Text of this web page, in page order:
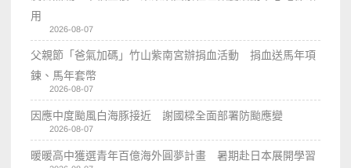
用
2026-08-07
父親節「爸氣加碼」竹山紫南宮辦捐血活動 捐血送馬年項
鍊、馬年套幣
2026-08-07
因應中度颱風白海豚接近 謝國樑全面部署防颱應變
2026-08-07
暖暖高中獲選青年百億海外圓夢計畫 暑期赴日本展開學習